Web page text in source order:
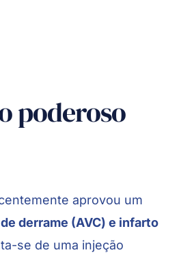
poderoso
aprovou um
derrame (AVC) e infarto
se de uma injeção